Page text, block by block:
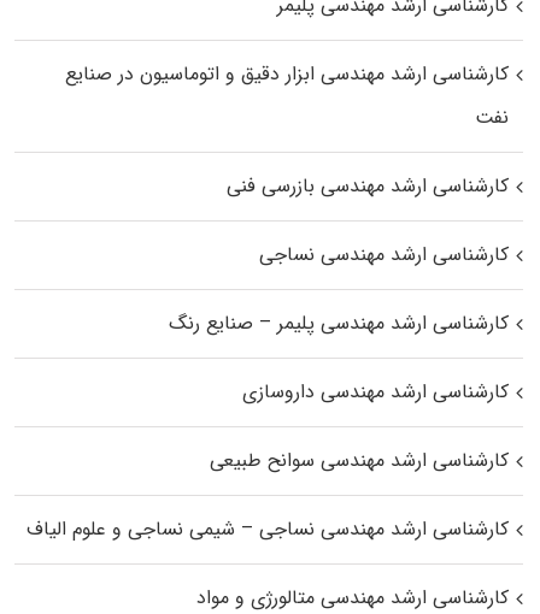
کارشناسی ارشد مهندسی ابزار دقیق و اتوماسیون در صنایع
نفت
کارشناسی ارشد مهندسی بازرسی فنی
کارشناسی ارشد مهندسی نساجی
کارشناسی ارشد مهندسی پلیمر – صنایع رنگ
کارشناسی ارشد مهندسی داروسازی
کارشناسی ارشد مهندسی سوانح طبیعی
کارشناسی ارشد مهندسی نساجی – شیمی نساجی و علوم الیاف
کارشناسی ارشد مهندسی متالورژی و مواد